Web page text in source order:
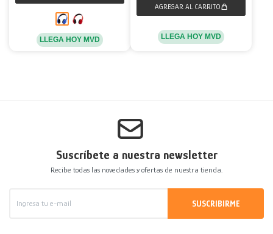
LLEGA HOY MVD LLEGA HOY MVD
Suscríbete a nuestra newsletter
Recibe todas las novedades y ofertas de nuestra tienda.
SUSCRIBIRME